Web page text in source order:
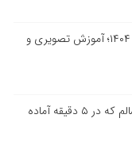
۱۰ مدل دسر یلدایی جدید و شیک ۱۴۰۴؛ آموزش تصویری و
دسر ماست و انار؛ یک میان‌وعده سالم که در ۵ دقیقه آماده